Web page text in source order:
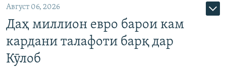
Август 06, 2026
Даҳ миллион евро барои кам
кардани талафоти барқ дар
Кӯлоб